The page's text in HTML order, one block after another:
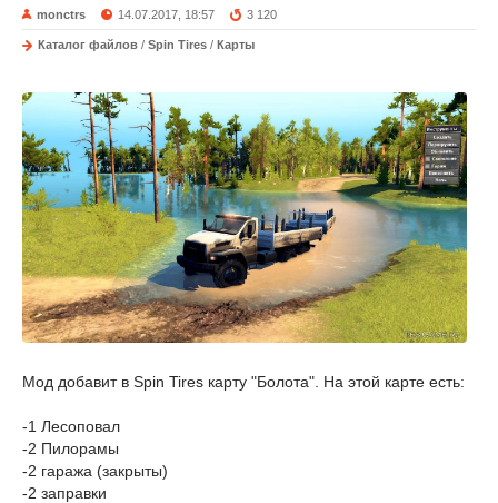
monctrs 14.07.2017, 18:57 3 120
Каталог файлов / Spin Tires / Карты
Мод добавит в Spin Tires карту "Болота". На этой карте есть:
-1 Лесоповал
-2 Пилорамы
-2 гаража (закрыты)
-2 заправки